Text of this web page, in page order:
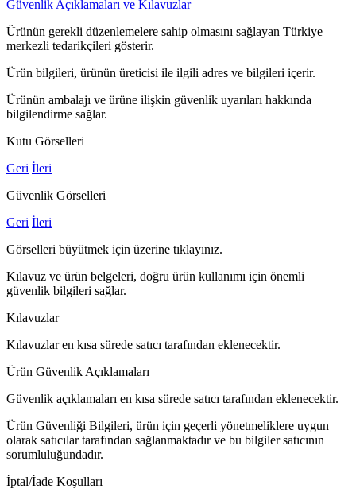
Güvenlik Açıklamaları ve Kılavuzlar
Ürünün gerekli düzenlemelere sahip olmasını sağlayan Türkiye
merkezli tedarikçileri gösterir.
Ürün bilgileri, ürünün üreticisi ile ilgili adres ve bilgileri içerir.
Ürünün ambalajı ve ürüne ilişkin güvenlik uyarıları hakkında
bilgilendirme sağlar.
Kutu Görselleri
Geri İleri
Güvenlik Görselleri
Geri İleri
Görselleri büyütmek için üzerine tıklayınız.
Kılavuz ve ürün belgeleri, doğru ürün kullanımı için önemli
güvenlik bilgileri sağlar.
Kılavuzlar
Kılavuzlar en kısa sürede satıcı tarafından eklenecektir.
Ürün Güvenlik Açıklamaları
Güvenlik açıklamaları en kısa sürede satıcı tarafından eklenecektir.
Ürün Güvenliği Bilgileri, ürün için geçerli yönetmeliklere uygun
olarak satıcılar tarafından sağlanmaktadır ve bu bilgiler satıcının
sorumluluğundadır.
İptal/İade Koşulları